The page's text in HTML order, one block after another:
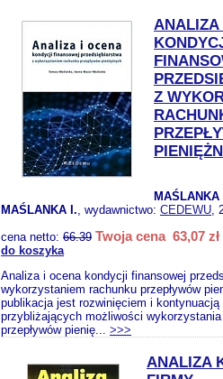
ANALIZA
Z
MAŚLANKA
MAŚLANKA I., wydawnictwo: CEDEWU,
cena netto: 66.39 Twoja cena 63,07 zł
do koszyka
Analiza i ocena kondycji finansowej
wykorzystaniem rachunku przepływów
publikacja jest rozwinięciem i kontynuacją
przybliżających możliwości
przepływów pienię... >>>
ANALIZA